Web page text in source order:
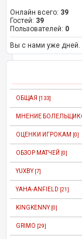
Онлайн всего: 39
Гостей: 39
Пользователей: 0
Вы с нами уже дней.
ОБЩАЯ [133]
МНЕНИЕ
ОЦЕНКИ ИГРОКАМ [0]
ОБЗОР МАТЧЕЙ [0]
YUXBY [7]
YAHA-ANFIELD [21]
KINGKENNY [0]
GRIMO [29]